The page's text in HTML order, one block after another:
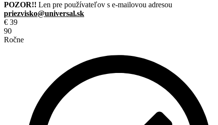
POZOR!! Len pre používateľov s e-mailovou adresou
priezvisko@universal.sk
€ 39
90
Ročne